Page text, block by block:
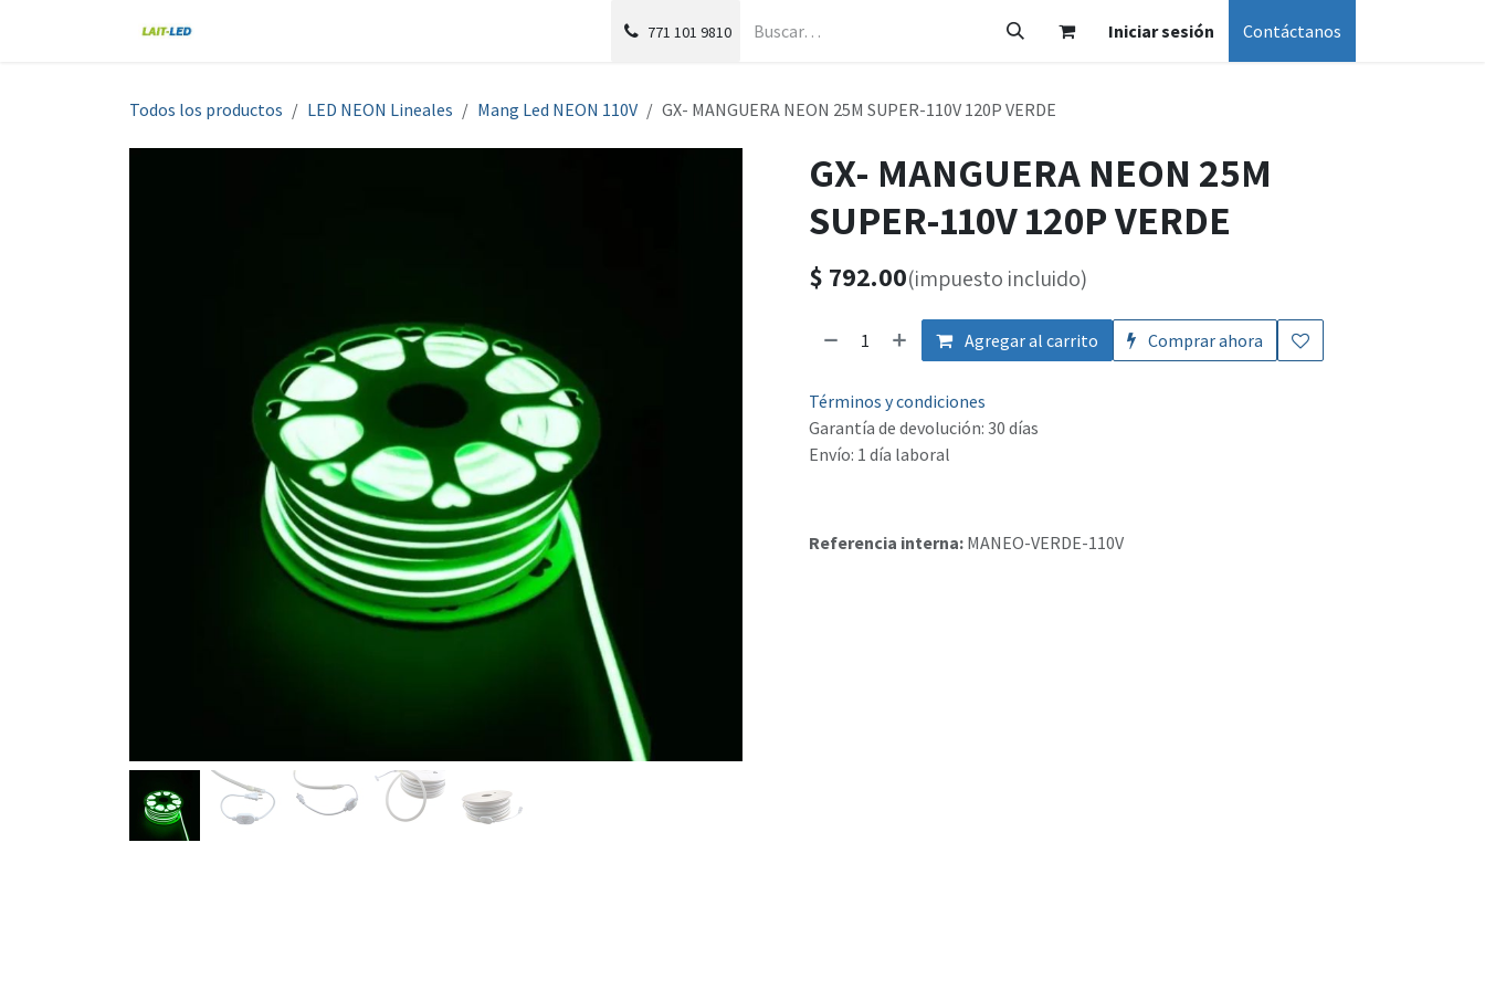
771 101 9810 Iniciar sesión Contáctanos
Todos los productos LED NEON Lineales Mang Led NEON 110V GX- MANGUERA NEON 25M SUPER-110V 120P VERDE
GX- MANGUERA NEON 25M
SUPER-110V 120P VERDE
$ 792.00(impuesto incluido)
Agregar al carrito Comprar ahora
Términos y condiciones
Garantía de devolución: 30 días
Envío: 1 día laboral
Referencia interna: MANEO-VERDE-110V